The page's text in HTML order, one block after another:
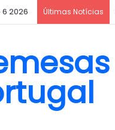
2026 Últimas Notícias